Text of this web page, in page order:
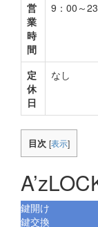
営
業
時
間
9：00～
定
休
日
なし
目次 [表示]
鍵開け
鍵交換